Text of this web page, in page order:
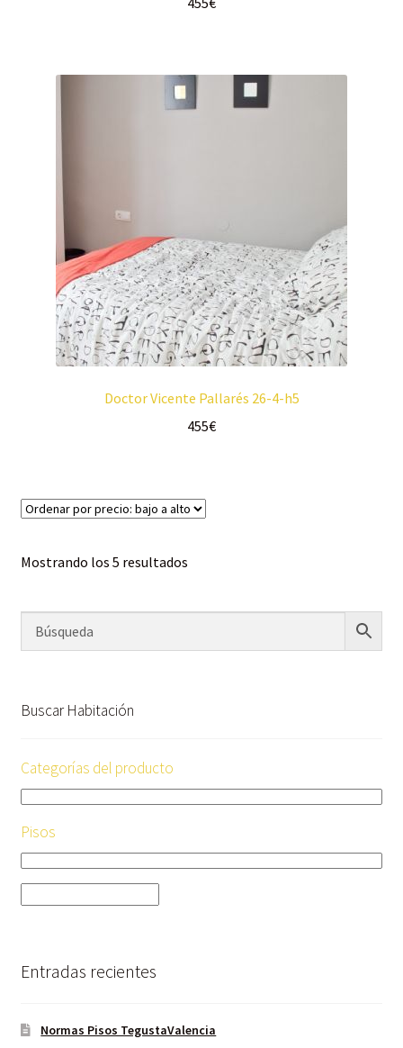
Doctor Vicente Pallarés 26-4-h5
455€
Mostrando los 5 resultados
Buscar Habitación
Categorías del producto
Pisos
Entradas recientes
Normas Pisos TegustaValencia